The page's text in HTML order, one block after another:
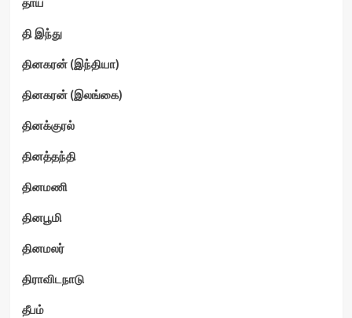
தி இந்து
தினகரன் (இந்தியா)
தினகரன் (இலங்கை)
தினக்குரல்
தினத்தந்தி
தினமணி
தினபூமி
தினமலர்
திராவிடநாடு
தீபம்